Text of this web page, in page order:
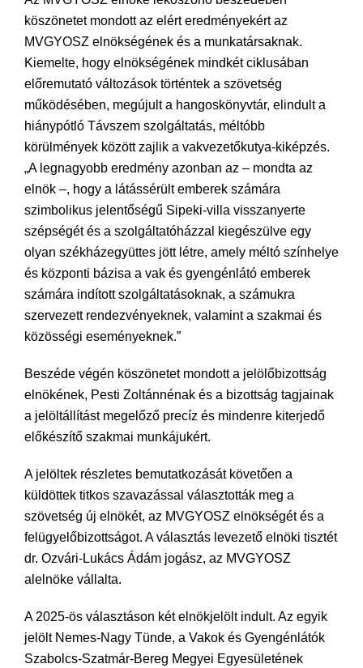
köszönetet mondott az elért eredményekért az
MVGYOSZ elnökségének és a munkatársaknak.
Kiemelte, hogy elnökségének mindkét ciklusában
előremutató változások történtek a szövetség
működésében, megújult a hangoskönyvtár, elindult a
hiánypótló Távszem szolgáltatás, méltóbb
körülmények között zajlik a vakvezetőkutya-kiképzés.
„A legnagyobb eredmény azonban az – mondta az
elnök –, hogy a látássérült emberek számára
szimbolikus jelentőségű Sipeki-villa visszanyerte
szépségét és a szolgáltatóházzal kiegészülve egy
olyan székházegyüttes jött létre, amely méltó színhelye
és központi bázisa a vak és gyengénlátó emberek
számára indított szolgáltatásoknak, a számukra
szervezett rendezvényeknek, valamint a szakmai és
közösségi eseményeknek.”
Beszéde végén köszönetet mondott a jelölőbizottság
elnökének, Pesti Zoltánnénak és a bizottság tagjainak
a jelöltállítást megelőző precíz és mindenre kiterjedő
előkészítő szakmai munkájukért.
A jelöltek részletes bemutatkozását követően a
küldöttek titkos szavazással választották meg a
szövetség új elnökét, az MVGYOSZ elnökségét és a
felügyelőbizottságot. A választás levezető elnöki tisztét
dr. Ozvári-Lukács Ádám jogász, az MVGYOSZ
alelnöke vállalta.
A 2025-ös választáson két elnökjelölt indult. Az egyik
jelölt Nemes-Nagy Tünde, a Vakok és Gyengénlátók
Szabolcs-Szatmár-Bereg Megyei Egyesületének